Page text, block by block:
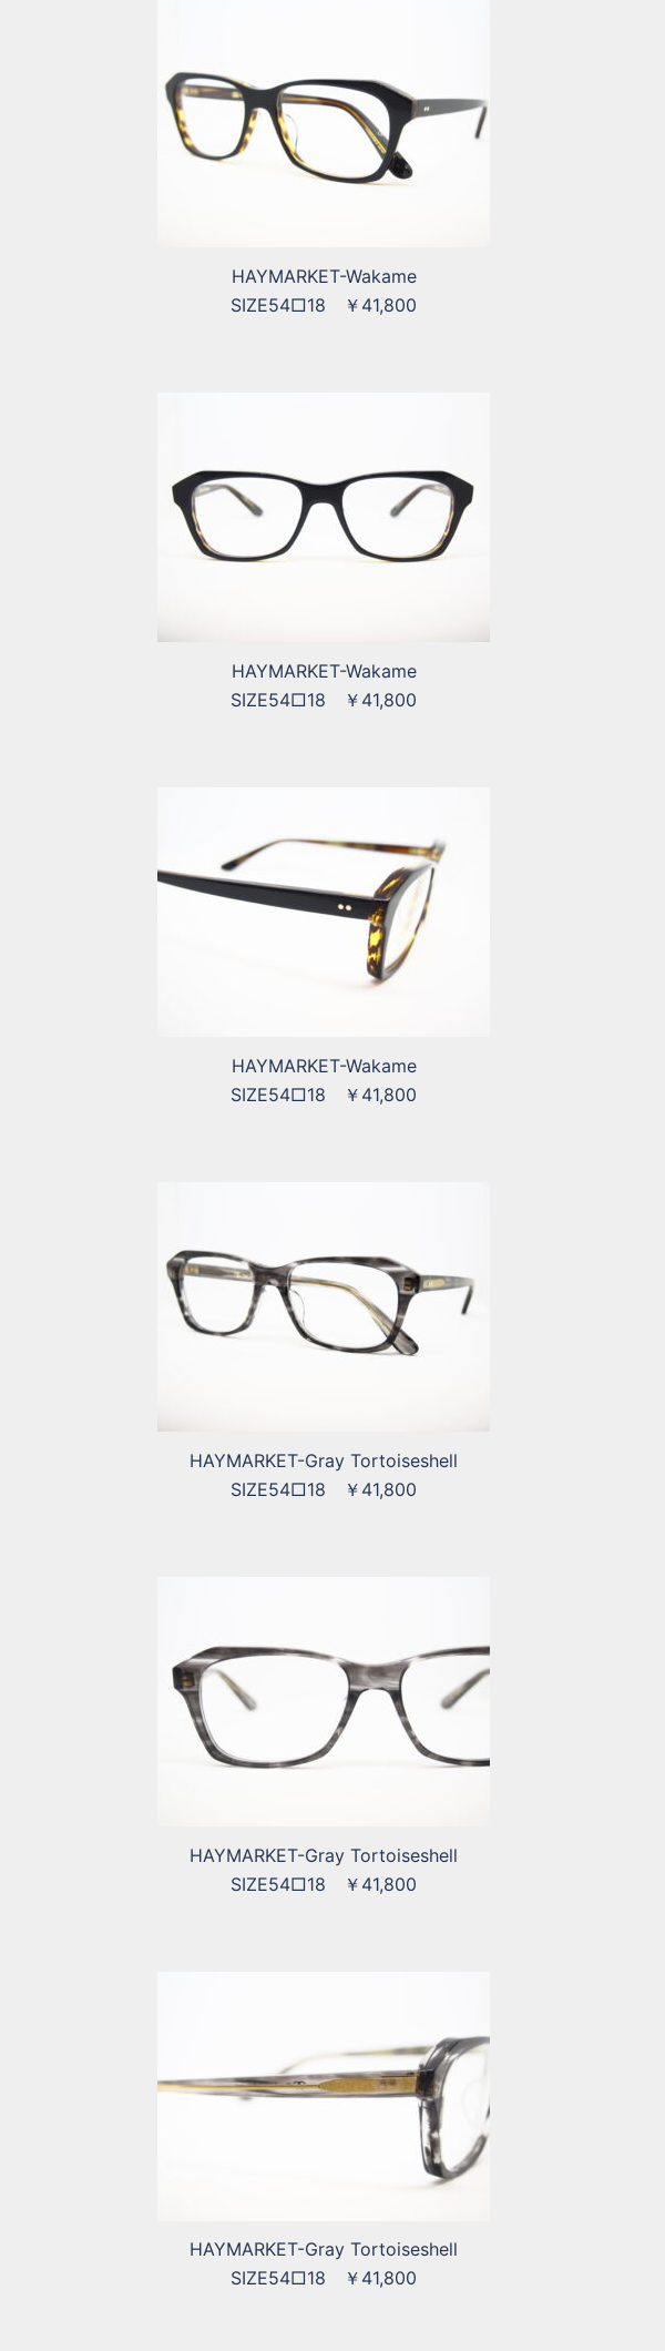
HAYMARKET-Wakame
SIZE54□18 ￥41,800
HAYMARKET-Wakame
SIZE54□18 ￥41,800
HAYMARKET-Wakame
SIZE54□18 ￥41,800
HAYMARKET-Gray Tortoiseshell
SIZE54□18 ￥41,800
HAYMARKET-Gray Tortoiseshell
SIZE54□18 ￥41,800
HAYMARKET-Gray Tortoiseshell
SIZE54□18 ￥41,800